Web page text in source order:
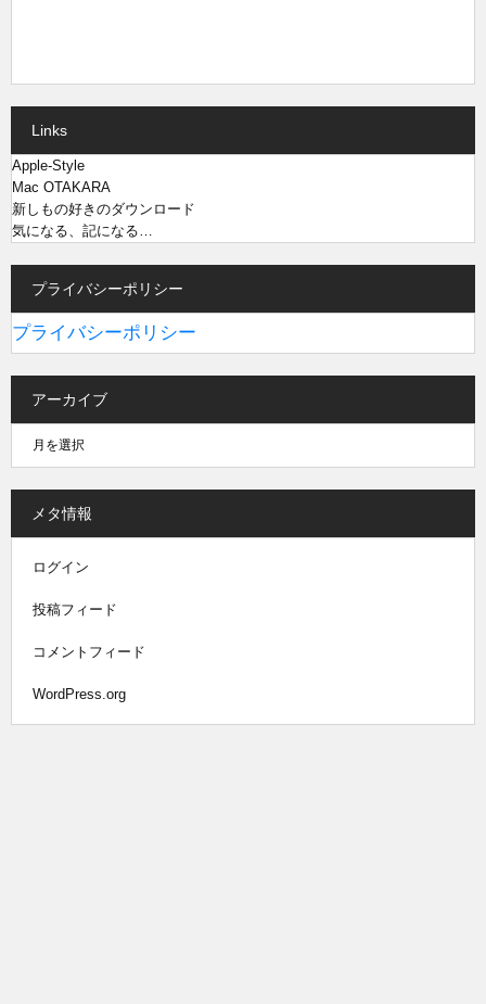
Links
Apple-Style
Mac OTAKARA
新しもの好きのダウンロード
気になる、記になる…
プライバシーポリシー
プライバシーポリシー
アーカイブ
メタ情報
ログイン
投稿フィード
コメントフィード
WordPress.org